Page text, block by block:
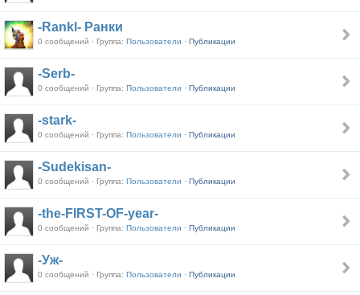
-Rankl- Ранки
0 сообщений · Группа: Пользователи · Публикации
-Serb-
0 сообщений · Группа: Пользователи · Публикации
-stark-
0 сообщений · Группа: Пользователи · Публикации
-Sudekisan-
0 сообщений · Группа: Пользователи · Публикации
-the-FIRST-OF-year-
0 сообщений · Группа: Пользователи · Публикации
-Уж-
0 сообщений · Группа: Пользователи · Публикации